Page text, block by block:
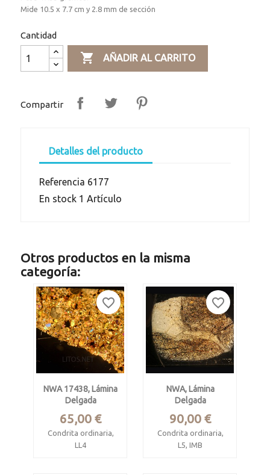
Mide 10.5 x 7.7 cm y 2.8 mm de sección
Cantidad
 AÑADIR AL CARRITO
Compartir
Detalles del producto
Referencia 6177
En stock 1 Artículo
Otros productos en la misma
categoría:
NWA 17438, Lámina
Delgada
Precio
65,00 €
Condrita ordinaria,
LL4
favorite_border
NWA, Lámina
Delgada
Precio
90,00 €
Condrita ordinaria,
L5, IMB
favorite_border